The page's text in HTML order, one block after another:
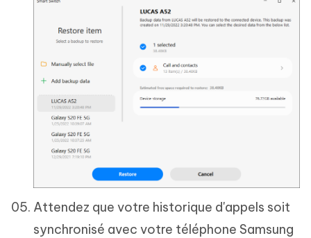
Attendez que votre historique d'appels soit
synchronisé avec votre téléphone Samsung